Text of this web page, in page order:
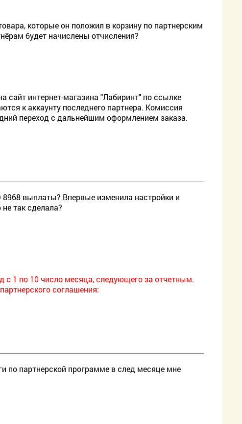
которые он положил в корзину по партнерским
будет начислены отчисления?
сайт интернет-магазина "Лабиринт" по ссылке
к аккаунту последнего партнера. Комиссия
переход с дальнейшим оформлением заказа.
выплаты? Впервые изменила настройки и
так сделала?
с 1 по 10 число месяца, следующего за отчетным.
соглашения:
по партнерской программе в след месяце мне